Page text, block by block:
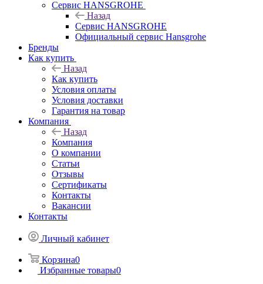
Сервис HANSGROHE
Назад
Сервис HANSGROHE
Официальный сервис Hansgrohe
Бренды
Как купить
Назад
Как купить
Условия оплаты
Условия доставки
Гарантия на товар
Компания
Назад
Компания
О компании
Статьи
Отзывы
Сертификаты
Контакты
Вакансии
Контакты
Личный кабинет
Корзина0
Избранные товары0